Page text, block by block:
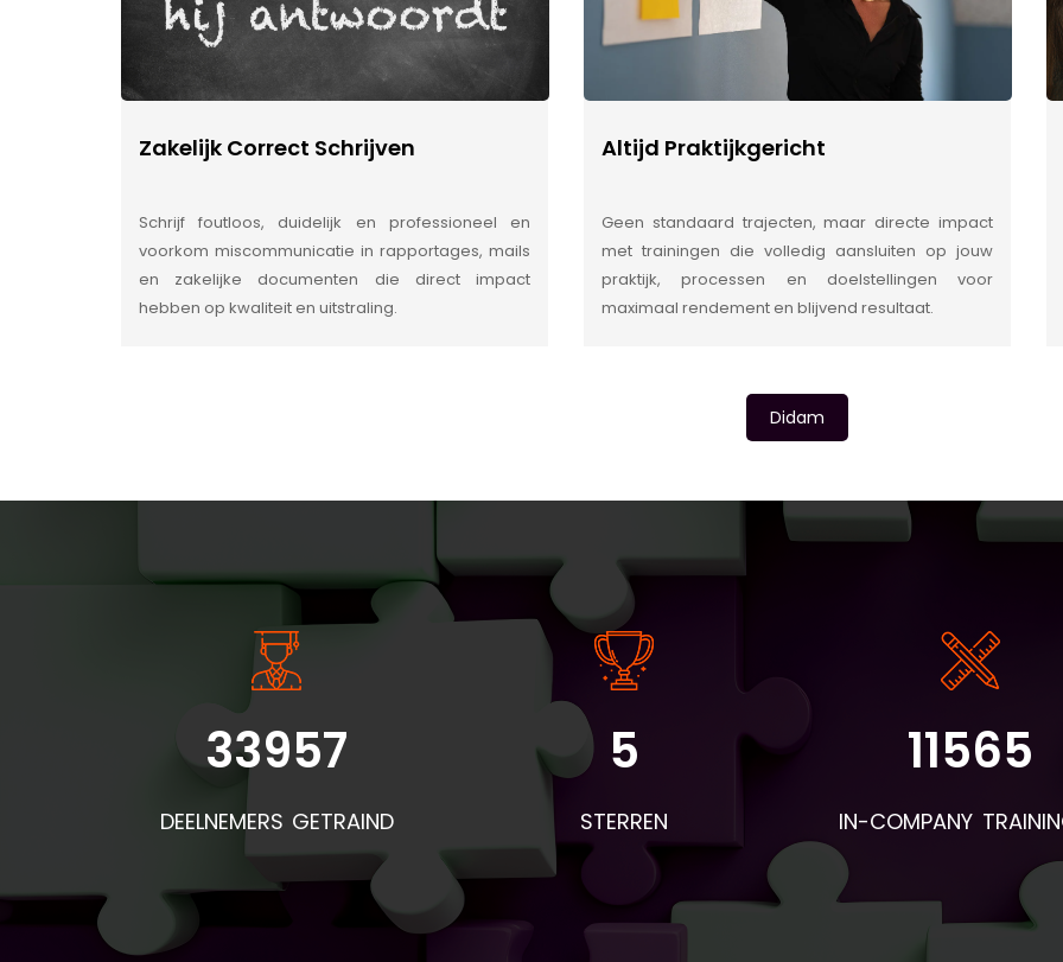
Zakelijk Correct Schrijven
Schrijf foutloos, duidelijk en professioneel en
voorkom miscommunicatie in rapportages, mails
en zakelijke documenten die direct impact
hebben op kwaliteit en uitstraling.
Altijd Praktijkgericht
Geen standaard trajecten, maar directe impact
met trainingen die volledig aansluiten op jouw
praktijk, processen en doelstellingen voor
maximaal rendement en blijvend resultaat.
Didam
Belangrijke informatie: - De instaptoets en intakeformulieren
de deelnemers en woordentrainers per post verstuurd. Neem
mee naar de eerste les en geef ze aan de deelnemers.
hiervan wordt een envelop verstuurd met naambordjes,
presentielijsten, pennen en evaluatieformulieren. - Voor
materiaal dat geprint moet worden: vraag BV&T hiervoor. -
33957
DEELNEMERS GETRAIND
5
STERREN
11565
IN-COMPANY